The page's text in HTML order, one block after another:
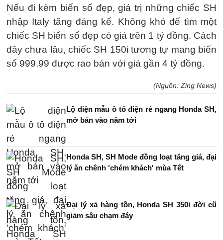
Nếu đi kèm biển số đẹp, giá trị những chiếc SH
nhập Italy tăng đáng kể. Không khó để tìm một
chiếc SH biển số đẹp có giá trên 1 tỷ đồng. Cách
đây chưa lâu, chiếc SH 150i tương tự mang biển
số 999.99 được rao bán với giá gần 4 tỷ đồng.
(Nguồn: Zing News)
Lộ diện mẫu ô tô điện rẻ ngang Honda SH,
mở bán vào năm tới
Honda SH, SH Mode đồng loạt tăng giá, đại
lý ăn chênh 'chém khách' mùa Tết
Đại lý xả hàng tồn, Honda SH 350i đời cũ
giảm sâu chạm đáy